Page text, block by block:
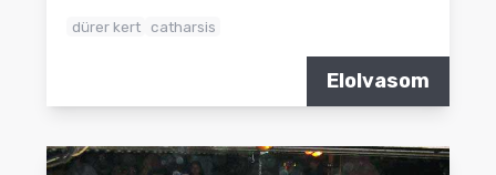
dürer kert catharsis
Elolvasom